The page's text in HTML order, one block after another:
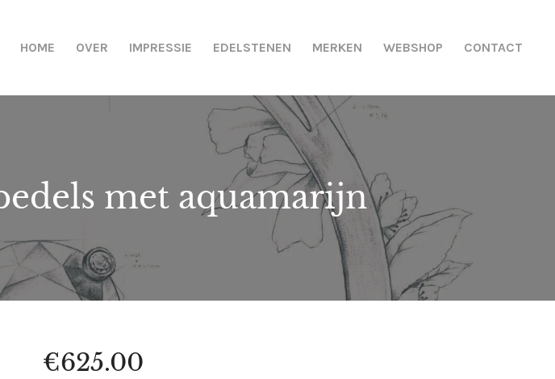
HOME OVER IMPRESSIE EDELSTENEN MERKEN WEBSHOP CONTACT
met aquamarijn
€625.00